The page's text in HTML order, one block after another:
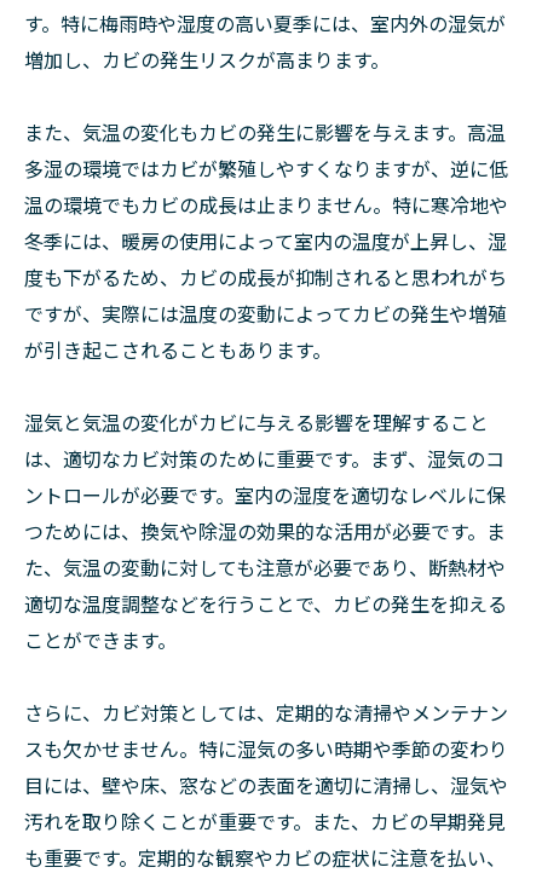
す。特に梅雨時や湿度の高い夏季には、室内外の湿気が
増加し、カビの発生リスクが高まります。
また、気温の変化もカビの発生に影響を与えます。高温
多湿の環境ではカビが繁殖しやすくなりますが、逆に低
温の環境でもカビの成長は止まりません。特に寒冷地や
冬季には、暖房の使用によって室内の温度が上昇し、湿
度も下がるため、カビの成長が抑制されると思われがち
ですが、実際には温度の変動によってカビの発生や増殖
が引き起こされることもあります。
湿気と気温の変化がカビに与える影響を理解すること
は、適切なカビ対策のために重要です。まず、湿気のコ
ントロールが必要です。室内の湿度を適切なレベルに保
つためには、換気や除湿の効果的な活用が必要です。ま
た、気温の変動に対しても注意が必要であり、断熱材や
適切な温度調整などを行うことで、カビの発生を抑える
ことができます。
さらに、カビ対策としては、定期的な清掃やメンテナン
スも欠かせません。特に湿気の多い時期や季節の変わり
目には、壁や床、窓などの表面を適切に清掃し、湿気や
汚れを取り除くことが重要です。また、カビの早期発見
も重要です。定期的な観察やカビの症状に注意を払い、